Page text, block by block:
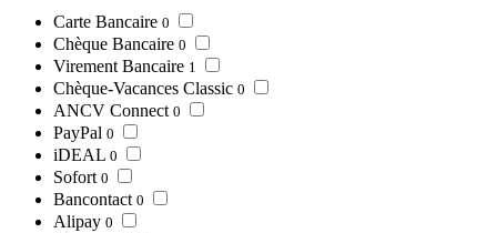
Carte Bancaire 0
Chèque Bancaire 0
Virement Bancaire 1
Chèque-Vacances Classic 0
ANCV Connect 0
PayPal 0
iDEAL 0
Sofort 0
Bancontact 0
Alipay 0